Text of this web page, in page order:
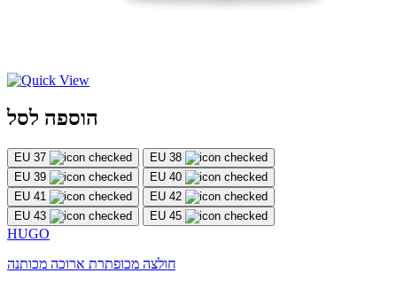
הוספה לסל
EU 37
EU 38
EU 39
EU 40
EU 41
EU 42
EU 43
EU 45
HUGO
חולצה מכופתרת ארוכה מכותנה